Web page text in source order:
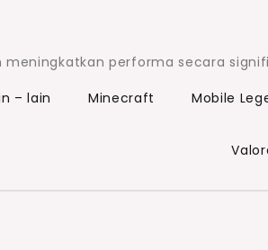
performa secara
– lain Minecraft Mobile